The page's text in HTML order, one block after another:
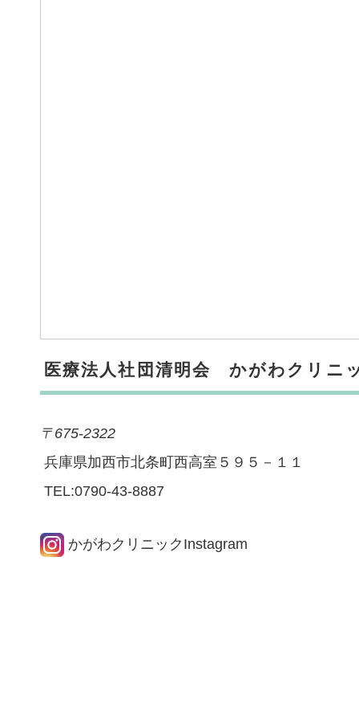
医療法人社団清明会 かがわクリニ
〒675-2322
兵庫県加西市北条町西高室５９５－１１
TEL:0790-43-8887
かがわクリニックInstagram